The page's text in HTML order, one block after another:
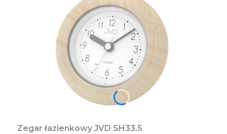
Zegar łazienkowy JVD SH33.5